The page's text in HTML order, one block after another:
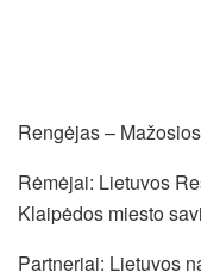
Rengėjas –
Rėmėjai: Lietuvos
Klaipėdos miesto
Partneriai: Lietuvos